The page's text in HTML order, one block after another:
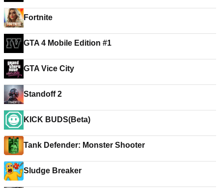
Fortnite
GTA 4 Mobile Edition #1
GTA Vice City
Standoff 2
KICK BUDS(Beta)
Tank Defender: Monster Shooter
Sludge Breaker